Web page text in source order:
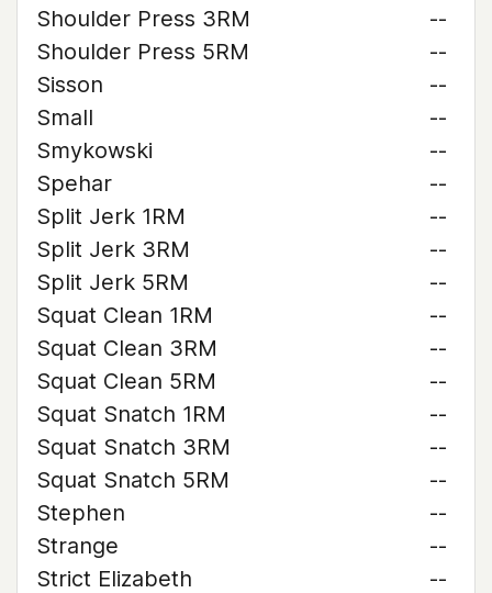
Shoulder Press 3RM
--
Shoulder Press 5RM
--
Sisson
--
Small
--
Smykowski
--
Spehar
--
Split Jerk 1RM
--
Split Jerk 3RM
--
Split Jerk 5RM
--
Squat Clean 1RM
--
Squat Clean 3RM
--
Squat Clean 5RM
--
Squat Snatch 1RM
--
Squat Snatch 3RM
--
Squat Snatch 5RM
--
Stephen
--
Strange
--
Strict Elizabeth
--